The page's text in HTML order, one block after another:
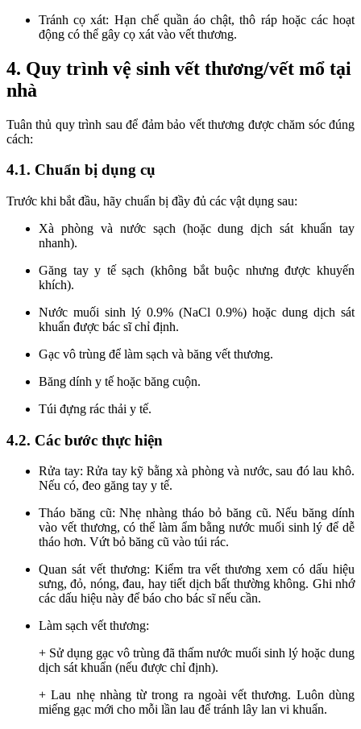
Tránh cọ xát: Hạn chế quần áo chật, thô ráp hoặc các hoạt
động có thể gây cọ xát vào vết thương.
4. Quy trình vệ sinh vết thương/vết mổ tại
nhà
Tuân thủ quy trình sau để đảm bảo vết thương được chăm sóc đúng
cách:
4.1. Chuẩn bị dụng cụ
Trước khi bắt đầu, hãy chuẩn bị đầy đủ các vật dụng sau:
Xà phòng và nước sạch (hoặc dung dịch sát khuẩn tay
nhanh).
Găng tay y tế sạch (không bắt buộc nhưng được khuyến
khích).
Nước muối sinh lý 0.9% (NaCl 0.9%) hoặc dung dịch sát
khuẩn được bác sĩ chỉ định.
Gạc vô trùng để làm sạch và băng vết thương.
Băng dính y tế hoặc băng cuộn.
Túi đựng rác thải y tế.
4.2. Các bước thực hiện
Rửa tay: Rửa tay kỹ bằng xà phòng và nước, sau đó lau khô.
Nếu có, đeo găng tay y tế.
Tháo băng cũ: Nhẹ nhàng tháo bỏ băng cũ. Nếu băng dính
vào vết thương, có thể làm ẩm bằng nước muối sinh lý để dễ
tháo hơn. Vứt bỏ băng cũ vào túi rác.
Quan sát vết thương: Kiểm tra vết thương xem có dấu hiệu
sưng, đỏ, nóng, đau, hay tiết dịch bất thường không. Ghi nhớ
các dấu hiệu này để báo cho bác sĩ nếu cần.
Làm sạch vết thương:
+ Sử dụng gạc vô trùng đã thấm nước muối sinh lý hoặc dung
dịch sát khuẩn (nếu được chỉ định).
+ Lau nhẹ nhàng từ trong ra ngoài vết thương. Luôn dùng
miếng gạc mới cho mỗi lần lau để tránh lây lan vi khuẩn.